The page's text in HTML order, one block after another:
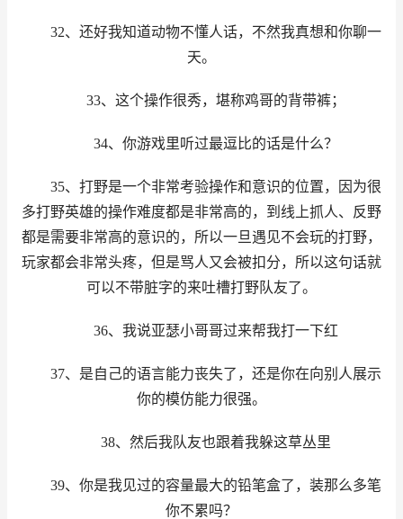
32、还好我知道动物不懂人话，不然我真想和你聊一
天。
33、这个操作很秀，堪称鸡哥的背带裤；
34、你游戏里听过最逗比的话是什么？
35、打野是一个非常考验操作和意识的位置，因为很
多打野英雄的操作难度都是非常高的，到线上抓人、反野
都是需要非常高的意识的，所以一旦遇见不会玩的打野，
玩家都会非常头疼，但是骂人又会被扣分，所以这句话就
可以不带脏字的来吐槽打野队友了。
36、我说亚瑟小哥哥过来帮我打一下红
37、是自己的语言能力丧失了，还是你在向别人展示
你的模仿能力很强。
38、然后我队友也跟着我躲这草丛里
39、你是我见过的容量最大的铅笔盒了，装那么多笔
你不累吗？